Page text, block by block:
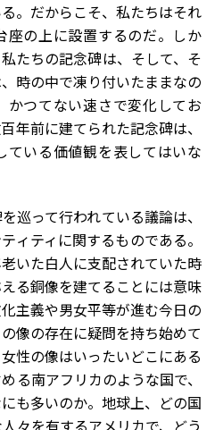
。だからこそ、私たちはそれ
座の上に設置するのだ。しか
たちの記念碑は、そして、そ
時の中で凍り付いたままなの
かつてない速さで変化してお
年前に建てられた記念碑は、
ている価値観を表してはいな
巡って行われている議論は、
ィティに関するものである。
いた白人に支配されていた時
る銅像を建てることには意味
主義や男女平等が進む今日の
像の存在に疑問を持ち始めて
性の像はいったいどこにある
る南アフリカのような国で、
も多いのか。地球上、どの国
々を有するアメリカで、どう